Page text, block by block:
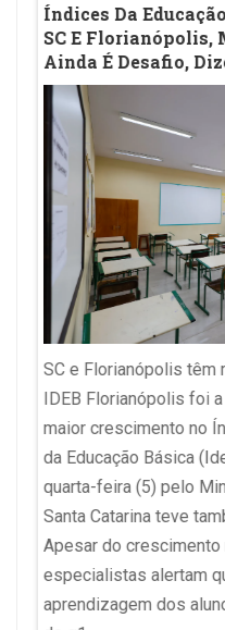
Índices Da
SC E Florianópolis,
Ainda É Desafio,
SC e Florianópolis
IDEB Florianópolis foi
maior crescimento no
da Educação Básica
quarta-feira (5) pelo
Santa Catarina teve
Apesar do crescimento
especialistas alertam
aprendizagem dos